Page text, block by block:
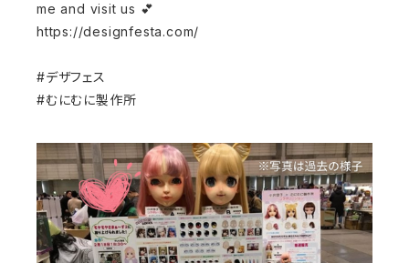
me and visit us 💕
https://designfesta.com/
#デザフェス
#むにむに製作所